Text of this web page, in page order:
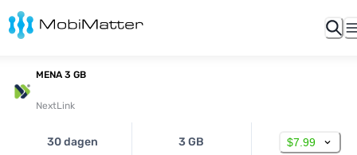
MENA 3 GB
NextLink
30 dagen 3 GB $7.99